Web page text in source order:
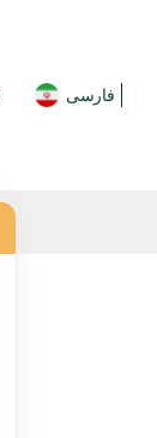
فارسی